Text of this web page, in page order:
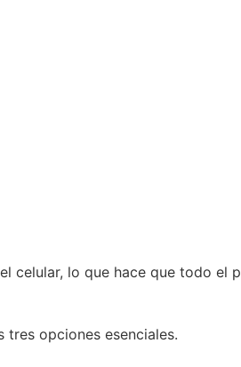
celular, lo que hace que todo el
opciones esenciales.